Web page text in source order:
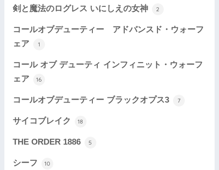
剣と魔法のログレス いにしえの女神 2
コールオブデューティー アドバンスド・ウォーフ
ェア
1
コール オブ デューティ インフィニット・ウォーフ
ェア
16
コールオブデューティー ブラックオプス3 7
サイコブレイク 18
THE ORDER 1886 5
シーフ 10